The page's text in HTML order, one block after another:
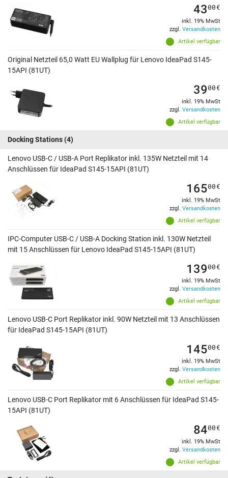
Artikel verfügbar
4300€
inkl. 19% MwSt
zzgl. Versandkosten
Original Netzteil 65,0 Watt EU Wallplug für Lenovo IdeaPad S145-
15API (81UT)
Artikel verfügbar
3900€
inkl. 19% MwSt
zzgl. Versandkosten
Docking Stations(4)
Lenovo USB-C / USB-A Port Replikator inkl. 135W Netzteil mit 14
Anschlüssen für IdeaPad S145-15API (81UT)
Artikel verfügbar
16500€
inkl. 19% MwSt
zzgl. Versandkosten
IPC-Computer USB-C / USB-A Docking Station inkl. 130W Netzteil
mit 15 Anschlüssen für Lenovo IdeaPad S145-15API (81UT)
Artikel verfügbar
13900€
inkl. 19% MwSt
zzgl. Versandkosten
Lenovo USB-C Port Replikator inkl. 90W Netzteil mit 13 Anschlüssen
für IdeaPad S145-15API (81UT)
Artikel verfügbar
14500€
inkl. 19% MwSt
zzgl. Versandkosten
Lenovo USB-C Port Replikator mit 6 Anschlüssen für IdeaPad S145-
15API (81UT)
Artikel verfügbar
8400€
inkl. 19% MwSt
zzgl. Versandkosten